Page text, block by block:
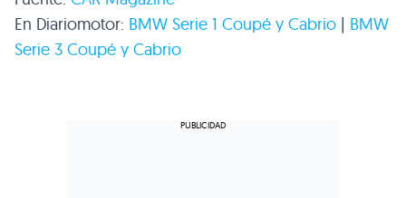
En Diariomotor: BMW Serie 1 Coupé y Cabrio | BMW
Serie 3 Coupé y Cabrio